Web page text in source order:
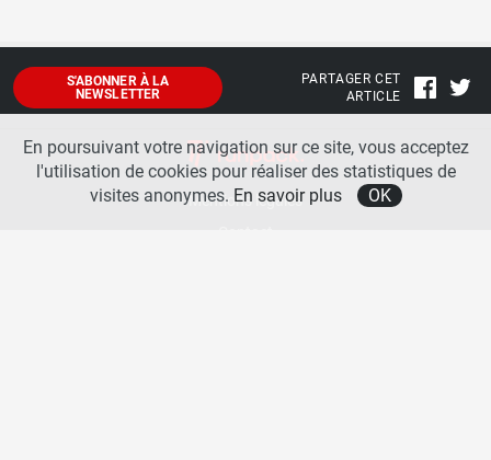
S'ABONNER À LA
NEWSLETTER
PARTAGER CET
ARTICLE
Mentions légales
En poursuivant votre navigation sur ce site, vous acceptez
l'utilisation de cookies pour réaliser des statistiques de
visites anonymes. En savoir plus OK